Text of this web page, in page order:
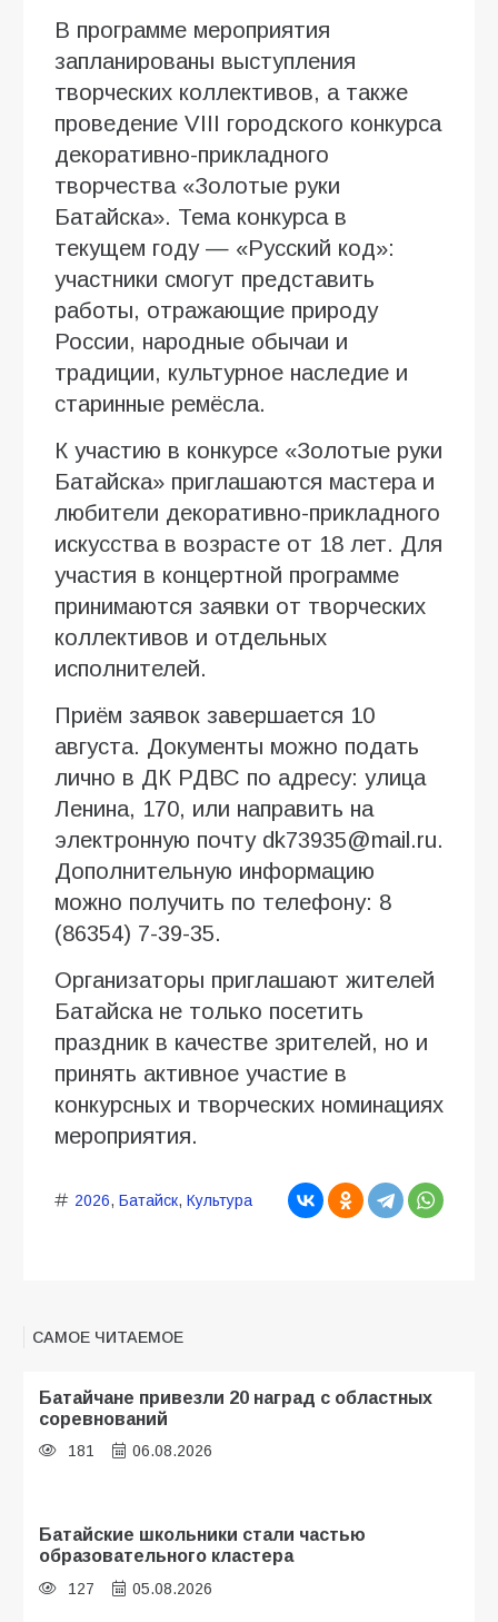
В программе мероприятия
запланированы выступления
творческих коллективов, а также
проведение VIII городского конкурса
декоративно-прикладного
творчества «Золотые руки
Батайска». Тема конкурса в
текущем году — «Русский код»:
участники смогут представить
работы, отражающие природу
России, народные обычаи и
традиции, культурное наследие и
старинные ремёсла.
К участию в конкурсе «Золотые руки
Батайска» приглашаются мастера и
любители декоративно-прикладного
искусства в возрасте от 18 лет. Для
участия в концертной программе
принимаются заявки от творческих
коллективов и отдельных
исполнителей.
Приём заявок завершается 10
августа. Документы можно подать
лично в ДК РДВС по адресу: улица
Ленина, 170, или направить на
электронную почту dk73935@mail.ru.
Дополнительную информацию
можно получить по телефону: 8
(86354) 7-39-35.
Организаторы приглашают жителей
Батайска не только посетить
праздник в качестве зрителей, но и
принять активное участие в
конкурсных и творческих номинациях
мероприятия.
2026, Батайск, Культура
САМОЕ ЧИТАЕМОЕ
Батайчане привезли 20 наград с областных
соревнований
181 06.08.2026
Батайские школьники стали частью
образовательного кластера
127 05.08.2026